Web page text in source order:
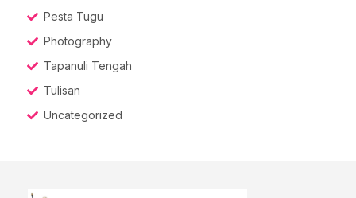
Pesta Tugu
Photography
Tapanuli Tengah
Tulisan
Uncategorized